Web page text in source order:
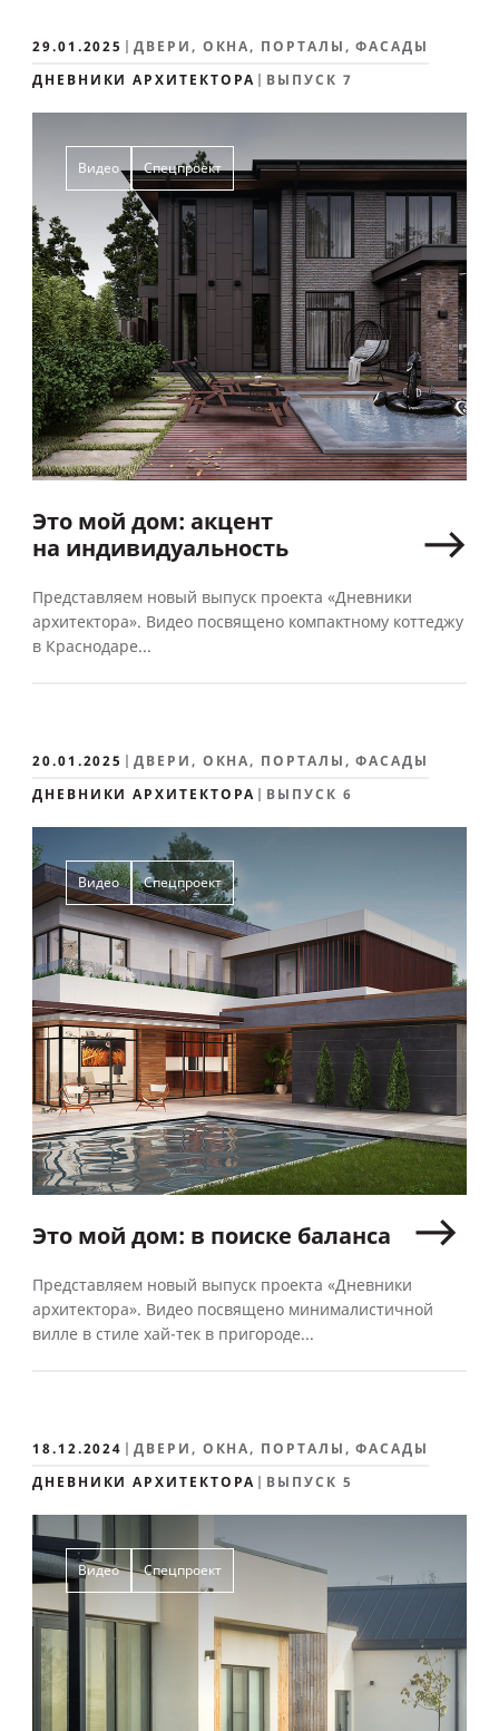
29.01.2025
ДВЕРИ, ОКНА, ПОРТАЛЫ, ФАСАДЫ
ДНЕВНИКИ АРХИТЕКТОРА
ВЫПУСК 7
Видео Спецпроект
Это мой дом: акцент
на индивидуальность
Представляем новый выпуск проекта «Дневники
архитектора». Видео посвящено компактному коттеджу
в Краснодаре...
20.01.2025
ДВЕРИ, ОКНА, ПОРТАЛЫ, ФАСАДЫ
ДНЕВНИКИ АРХИТЕКТОРА
ВЫПУСК 6
Видео Спецпроект
Это мой дом: в поиске баланса
Представляем новый выпуск проекта «Дневники
архитектора». Видео посвящено минималистичной
вилле в стиле хай-тек в пригороде...
18.12.2024
ДВЕРИ, ОКНА, ПОРТАЛЫ, ФАСАДЫ
ДНЕВНИКИ АРХИТЕКТОРА
ВЫПУСК 5
Видео Спецпроект